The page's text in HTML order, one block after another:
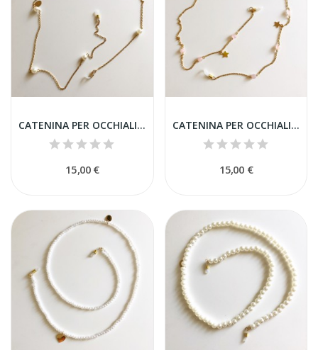
CATENINA PER OCCHIALI CON PERLE ALTERNATE
15,00 €
CATENINA PER OCCHIALI CON PIETRE COLORATE E STELLE
15,00 €